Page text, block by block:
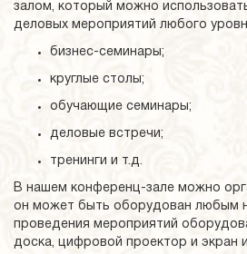
залом, который можно
деловых мероприятий любого
бизнес-семинары;
круглые столы;
обучающие семинары;
деловые встречи;
тренинги и т.д.
В нашем конференц-зале можно
он может быть оборудован любым
проведения мероприятий
доска, цифровой проектор и экран